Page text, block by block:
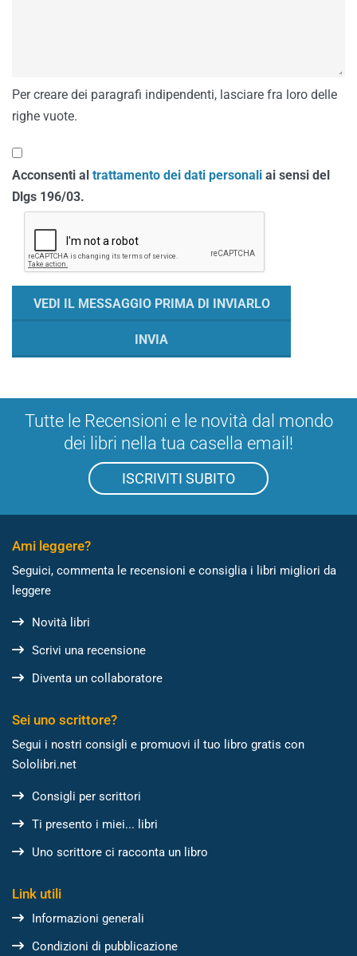
Per creare dei paragrafi indipendenti, lasciare fra loro delle
righe vuote.
Acconsenti al trattamento dei dati personali ai sensi del
Dlgs 196/03.
Tutte le Recensioni e le novità dal mondo
dei libri nella tua casella email!
ISCRIVITI SUBITO
Ami leggere?
Seguici, commenta le recensioni e consiglia i libri migliori da
leggere
Novità libri
Scrivi una recensione
Diventa un collaboratore
Sei uno scrittore?
Segui i nostri consigli e promuovi il tuo libro gratis con
Sololibri.net
Consigli per scrittori
Ti presento i miei... libri
Uno scrittore ci racconta un libro
Link utili
Informazioni generali
Condizioni di pubblicazione